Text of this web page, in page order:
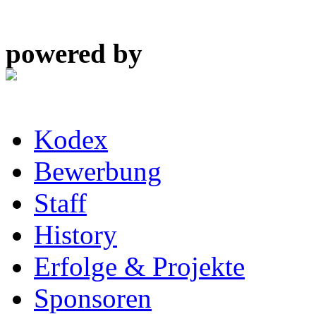
powered by
Kodex
Bewerbung
Staff
History
Erfolge & Projekte
Sponsoren